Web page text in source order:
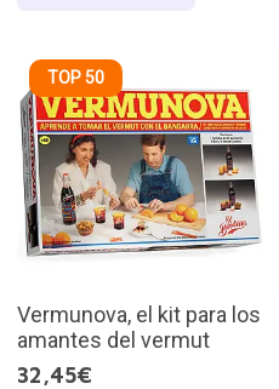
TOP 50
Vermunova, el kit para los
amantes del vermut
32,45€